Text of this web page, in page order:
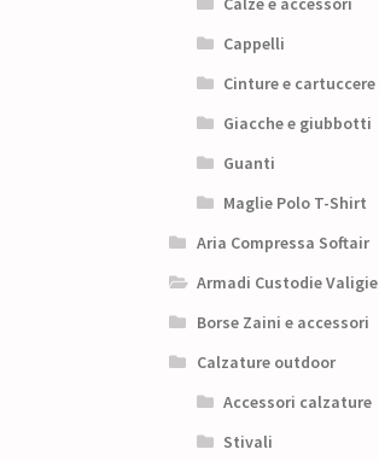
Cappelli
Cinture e cartuccere
Giacche e giubbotti
Guanti
Maglie Polo T-Shirt
Aria Compressa Softair
Armadi Custodie Valigie
Borse Zaini e accessori
Calzature outdoor
Accessori calzature
Stivali